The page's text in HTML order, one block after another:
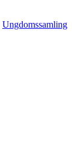
Ungdomssamling